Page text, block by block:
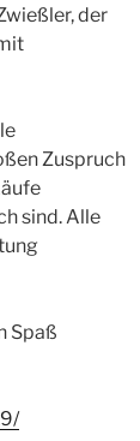
der
Zuspruch
sind. Alle
Spaß